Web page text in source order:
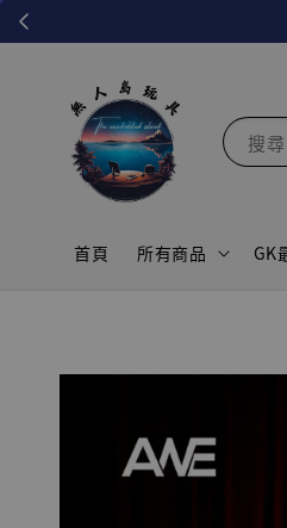
搜尋
首頁 所有商品 GK